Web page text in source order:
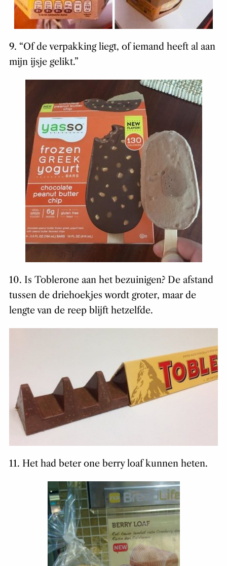
mijn ijsje gelikt.”
10. Is Toblerone aan het bezuinigen? De afstand
tussen de driehoekjes wordt groter, maar de
11. Het had beter one berry loaf kunnen heten.